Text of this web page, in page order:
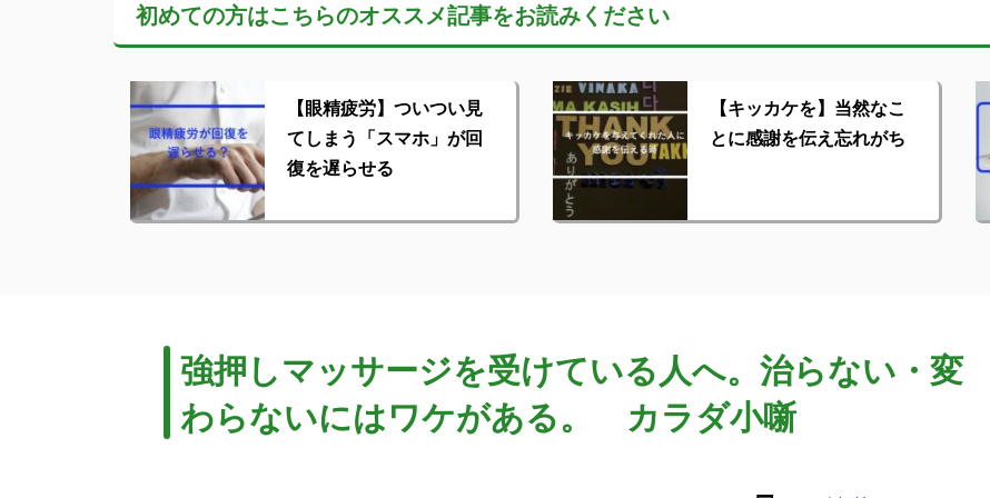
初めての方はこちらのオススメ記事をお読みください
【眼精疲労】ついつい見
てしまう「スマホ」が回
復を遅らせる
【キッカケを】当然なこ
とに感謝を伝え忘れがち
強押しマッサージを受けている人へ。治らない・変
わらないにはワケがある。 カラダ小噺